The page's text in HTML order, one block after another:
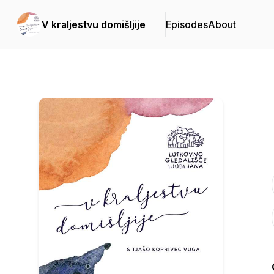
V kraljestvu domišljije EpisodesAbout